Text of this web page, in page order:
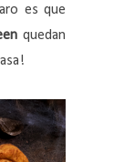
es que
quedan